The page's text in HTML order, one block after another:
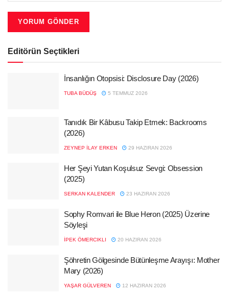
Editörün Seçtikleri
İnsanlığın Otopsisi: Disclosure Day (2026)
TUBA BÜDÜŞ 5 TEMMUZ 2026
Tanıdık Bir Kâbusu Takip Etmek: Backrooms
(2026)
ZEYNEP İLAY ERKEN 29 HAZIRAN 2026
Her Şeyi Yutan Koşulsuz Sevgi: Obsession
(2025)
SERKAN KALENDER 23 HAZIRAN 2026
Sophy Romvari ile Blue Heron (2025) Üzerine
Söyleşi
İPEK ÖMERCIKLI 20 HAZIRAN 2026
Şöhretin Gölgesinde Bütünleşme Arayışı: Mother
Mary (2026)
YAŞAR GÜLVEREN 12 HAZIRAN 2026